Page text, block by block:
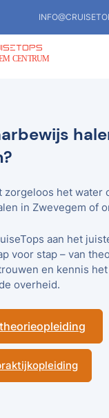
zorgeloos het water
in Zwevegem of
aan het
voor stap – van
en kennis
overheid.